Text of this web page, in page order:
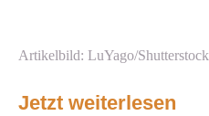
Artikelbild: LuYago/Shutterstock
Jetzt weiterlesen